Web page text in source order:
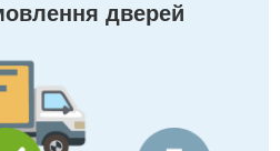
дверей